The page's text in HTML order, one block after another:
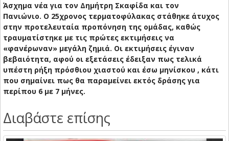
Άσχημα νέα για τον Δημήτρη Σκαφίδα και τον
Πανιώνιο. Ο 25χρονος τερματοφύλακας στάθηκε άτυχος
στην προτελευταία προπόνηση της ομάδας, καθώς
τραυματίστηκε με τις πρώτες εκτιμήσεις να
«φανέρωναν» μεγάλη ζημιά. Οι εκτιμήσεις έγιναν
βεβαιότητα, αφού οι εξετάσεις έδειξαν πως τελικά
υπέστη ρήξη πρόσθιου χιαστού και έσω μηνίσκου , κάτι
που σημαίνει πως θα παραμείνει εκτός δράσης για
περίπου 6 με 7 μήνες.
Διαβάστε επίσης